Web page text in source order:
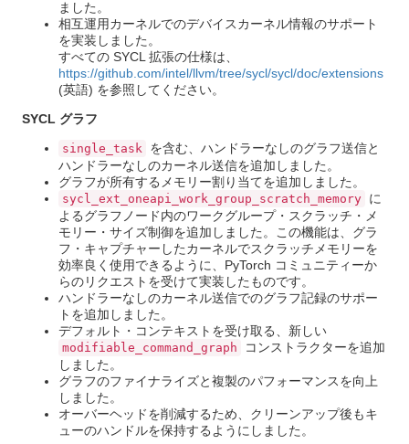
ました。
相互運用カーネルでのデバイスカーネル情報のサポート
を実装しました。
すべての SYCL 拡張の仕様は、
https://github.com/intel/llvm/tree/sycl/sycl/doc/extensions
(英語) を参照してください。
SYCL グラフ
single_task
を含む、ハンドラーなしのグラフ送信と
ハンドラーなしのカーネル送信を追加しました。
グラフが所有するメモリー割り当てを追加しました。
sycl_ext_oneapi_work_group_scratch_memory に
よるグラフノード内のワークグループ・スクラッチ・メ
モリー・サイズ制御を追加しました。この機能は、グラ
フ・キャプチャーしたカーネルでスクラッチメモリーを
効率良く使用できるように、PyTorch コミュニティーか
らのリクエストを受けて実装したものです。
ハンドラーなしのカーネル送信でのグラフ記録のサポー
トを追加しました。
デフォルト・コンテキストを受け取る、新しい
modifiable_command_graph
コンストラクターを追加
しました。
グラフのファイナライズと複製のパフォーマンスを向上
しました。
オーバーヘッドを削減するため、クリーンアップ後もキ
ューのハンドルを保持するようにしました。